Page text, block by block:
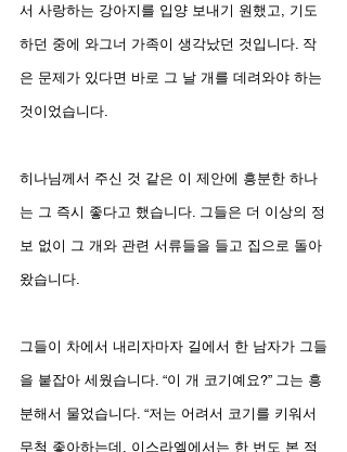
서 사랑하는 강아지를 입양 보내기 원했고, 기도
하던 중에 와그너 가족이 생각났던 것입니다. 작
은 문제가 있다면 바로 그 날 개를 데려와야 하는
것이었습니다.
히나님께서 주신 것 같은 이 제안에 흥분한 하나
는 그 즉시 좋다고 했습니다. 그들은 더 이상의 정
보 없이 그 개와 관련 서류들을 들고 집으로 돌아
왔습니다.
그들이 차에서 내리자마자 길에서 한 남자가 그들
을 붙잡아 세웠습니다. “이 개 코기예요?” 그는 흥
분해서 물었습니다. “저는 어려서 코기를 키워서
무척 좋아하는데, 이스라엘에서는 한 번도 본 적